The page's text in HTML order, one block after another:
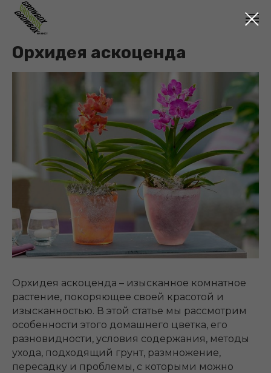
Орхидея аскоценда
Орхидея аскоценда – изысканное комнатное
растение, покоряющее своей красотой и
изысканностью. В этой статье мы рассмотрим
особенности этого домашнего цветка, его
разновидности, условия содержания, методы
ухода, подходящий грунт, размножение,
пересадку и проблемы, с которыми можно